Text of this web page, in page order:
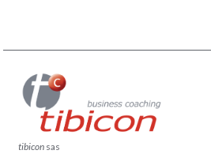
tibicon sas